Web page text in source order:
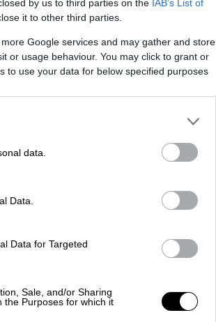
by us to third parties on the IAB’s List of
it to other third parties.
Google services and may gather and store
or usage behaviour. You may click to grant or
to use your data for below specified purposes
data.
Data.
Data for Targeted
Sale, and/or Sharing
the Purposes for which it
των αστυνομικών
των αστυνομικών